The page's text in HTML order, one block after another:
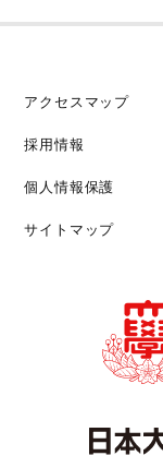
アクセスマップ
採用情報
個人情報保護
サイトマップ